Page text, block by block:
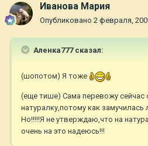
Иванова Мария
Опубликовано 2 февраля,
Аленка777 сказал:
(шопотом) Я тоже
(еще тише) Сама перевожу сейчас
натуралку,потому как замучилась
Но!!!!!Я не утверждаю,что на
очень на это надеюсь!!!